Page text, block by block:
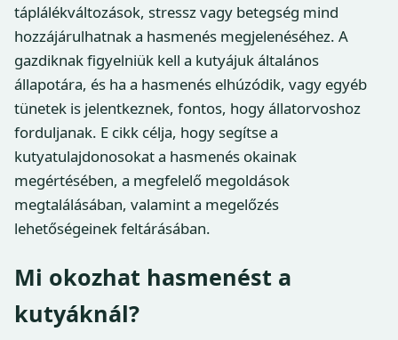
táplálékváltozások, stressz vagy betegség mind
hozzájárulhatnak a hasmenés megjelenéséhez. A
gazdiknak figyelniük kell a kutyájuk általános
állapotára, és ha a hasmenés elhúzódik, vagy egyéb
tünetek is jelentkeznek, fontos, hogy állatorvoshoz
forduljanak. E cikk célja, hogy segítse a
kutyatulajdonosokat a hasmenés okainak
megértésében, a megfelelő megoldások
megtalálásában, valamint a megelőzés
lehetőségeinek feltárásában.
Mi okozhat hasmenést a
kutyáknál?